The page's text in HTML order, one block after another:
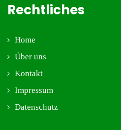
Rechtliches
Home
Über uns
Kontakt
Impressum
Datenschutz